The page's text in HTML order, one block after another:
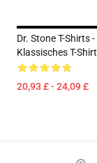
Dr. Stone T-Shirts
Klassisches T-Shirt
20,93 £ - 24,09 £